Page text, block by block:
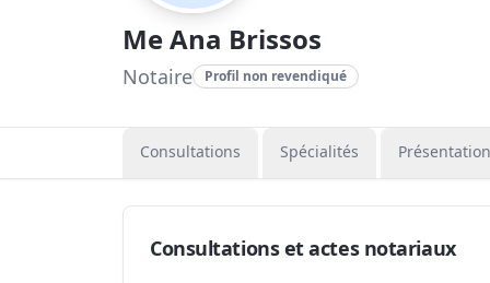
Me Ana Brissos
Notaire Profil non revendiqué
Consultations Spécialités Présentation
Consultations et actes notariaux